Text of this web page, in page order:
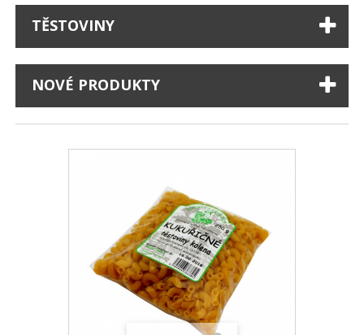
TĚSTOVINY
NOVÉ PRODUKTY